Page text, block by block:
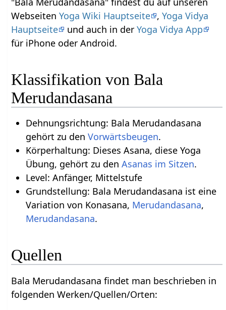
WebseitenYoga Wiki Hauptseite ,Yoga Vidya
Hauptseite
und auch in derYoga Vidya App
für iPhone oder Android.
Klassifikation von Bala
Merudandasana
Dehnungsrichtung: Bala Merudandasana
gehört zu den Vorwärtsbeugen.
Körperhaltung: Dieses Asana, diese Yoga
Übung, gehört zu den Asanas im Sitzen.
Level: Anfänger, Mittelstufe
Grundstellung: Bala Merudandasana ist eine
Variation von Konasana, Merudandasana,
Merudandasana.
Quellen
Bala Merudandasana findet man beschrieben in
folgenden Werken/Quellen/Orten: